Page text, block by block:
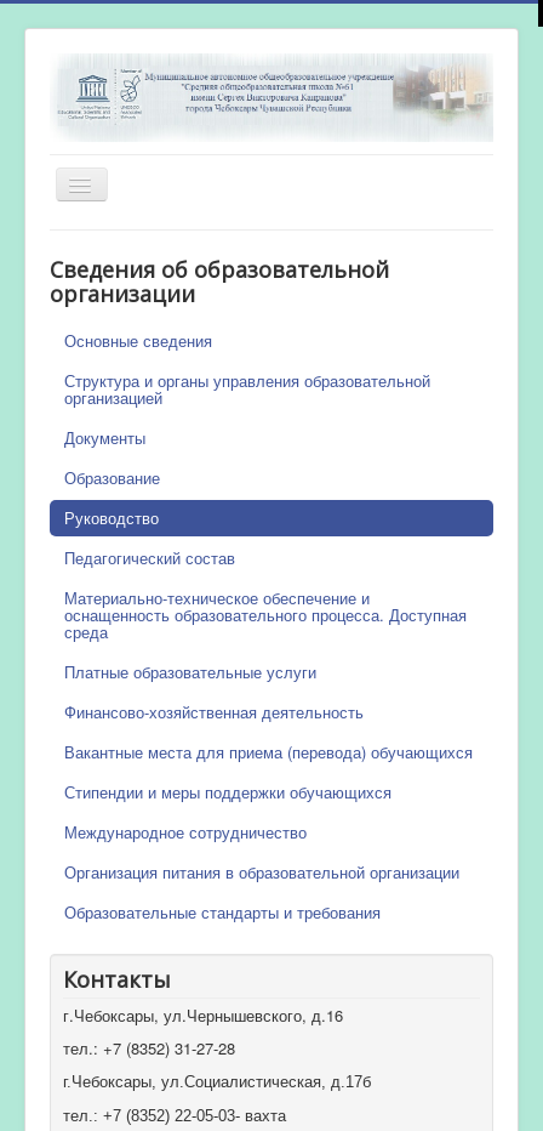
Включить/
выключить
Новости
Сведения об образовательной
организации
Основные сведения
Структура и органы управления образовательной
организацией
Документы
Образование
Руководство
Педагогический состав
Материально-техническое обеспечение и
оснащенность образовательного процесса. Доступная
среда
Платные образовательные услуги
Финансово-хозяйственная деятельность
Вакантные места для приема (перевода) обучающихся
Стипендии и меры поддержки обучающихся
Международное сотрудничество
Организация питания в образовательной организации
Образовательные стандарты и требования
Контакты
г.Чебоксары, ул.Чернышевского, д.16
тел.: +7 (8352) 31-27-28
г.Чебоксары, ул.Социалистическая, д.17б
тел.: +7 (8352) 22-05-03- вахта